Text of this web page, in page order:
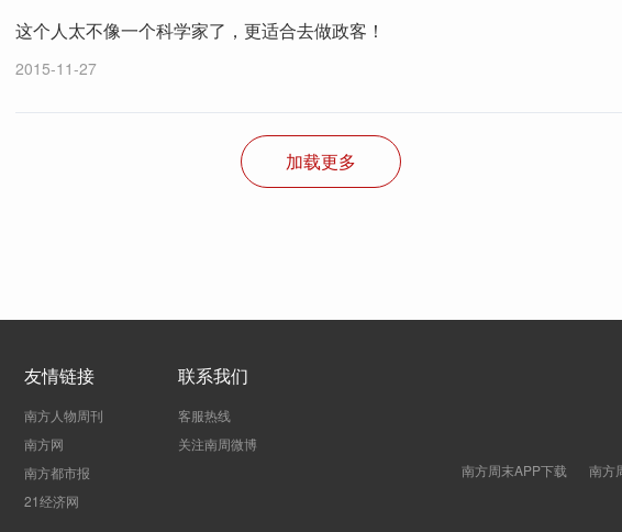
这个人太不像一个科学家了，更适合去做政客！
2015-11-27
加载更多
友情链接
南方人物周刊
南方网
南方都市报
21经济网
联系我们
客服热线
关注南周微博
南方周末APP下载
南方